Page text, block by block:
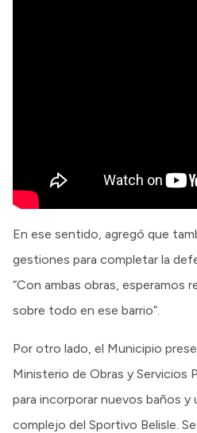
En ese sentido, agregó que
gestiones para completar la
“Con ambas obras, esperamos
sobre todo en ese barrio”.
Por otro lado, el Municipio
Ministerio de Obras y Servicios
para incorporar nuevos baños
complejo del Sportivo Belisle.